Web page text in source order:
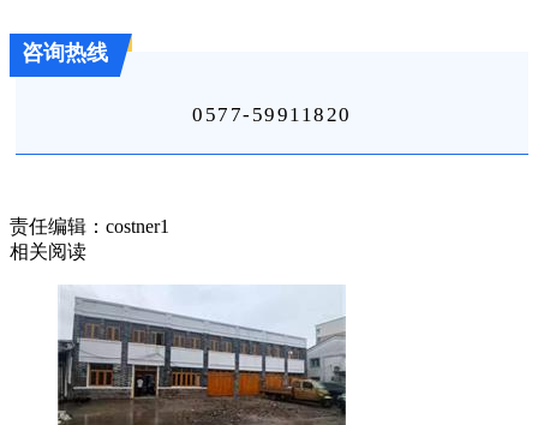
咨询热线
0577-59911820
责任编辑：costner1
相关阅读